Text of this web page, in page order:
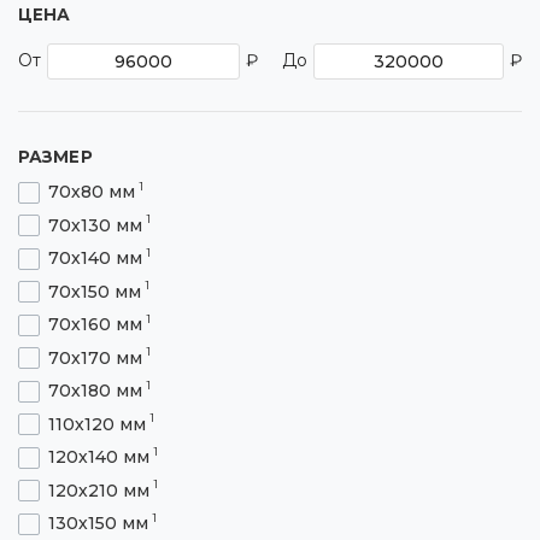
ЦЕНА
От ₽ До ₽
РАЗМЕР
70х80 мм 1
70х130 мм 1
70х140 мм 1
70х150 мм 1
70х160 мм 1
70х170 мм 1
70х180 мм 1
110х120 мм 1
120х140 мм 1
120х210 мм 1
130х150 мм 1